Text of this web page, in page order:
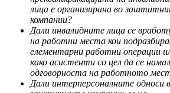
лица е организирана во заштит
компании?
Дали инвалидните лица се
на работни места кои
елементарни работни операции
како асистенти со цел да се
одговорноста на работното
Дали интерперсоналните односи